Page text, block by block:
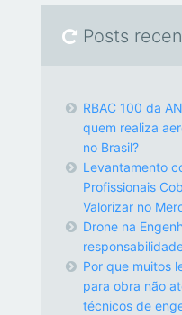
Posts
RBAC 100 da
quem realiza
no Brasil?
Levantamento
Profissionais
Valorizar no
Drone na
Por que muitos
para obra não
técnicos de